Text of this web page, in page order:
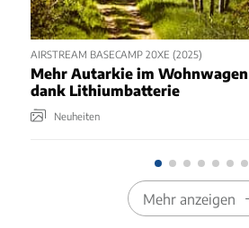
AIRSTREAM BASECAMP 20XE (2025)
Mehr Autarkie im Wohnwagen
dank Lithiumbatterie
Neuheiten
Mehr anzeigen